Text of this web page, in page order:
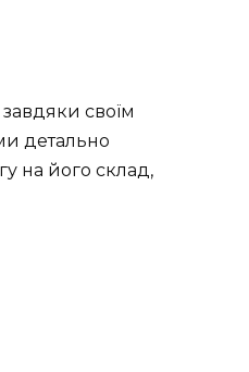
своїм
детально
на його склад,